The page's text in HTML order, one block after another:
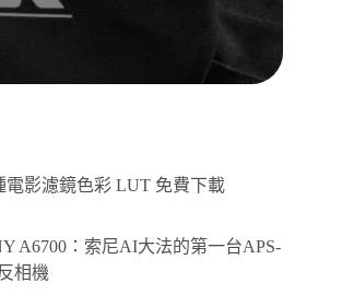
電影濾鏡色彩 LUT 免費下載
A6700：索尼AI大法的第一台APS-
相機